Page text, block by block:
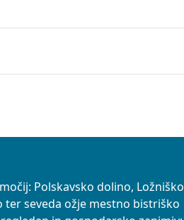
Polskavsko dolino, Ložniško
seveda ožje mestno bistriško